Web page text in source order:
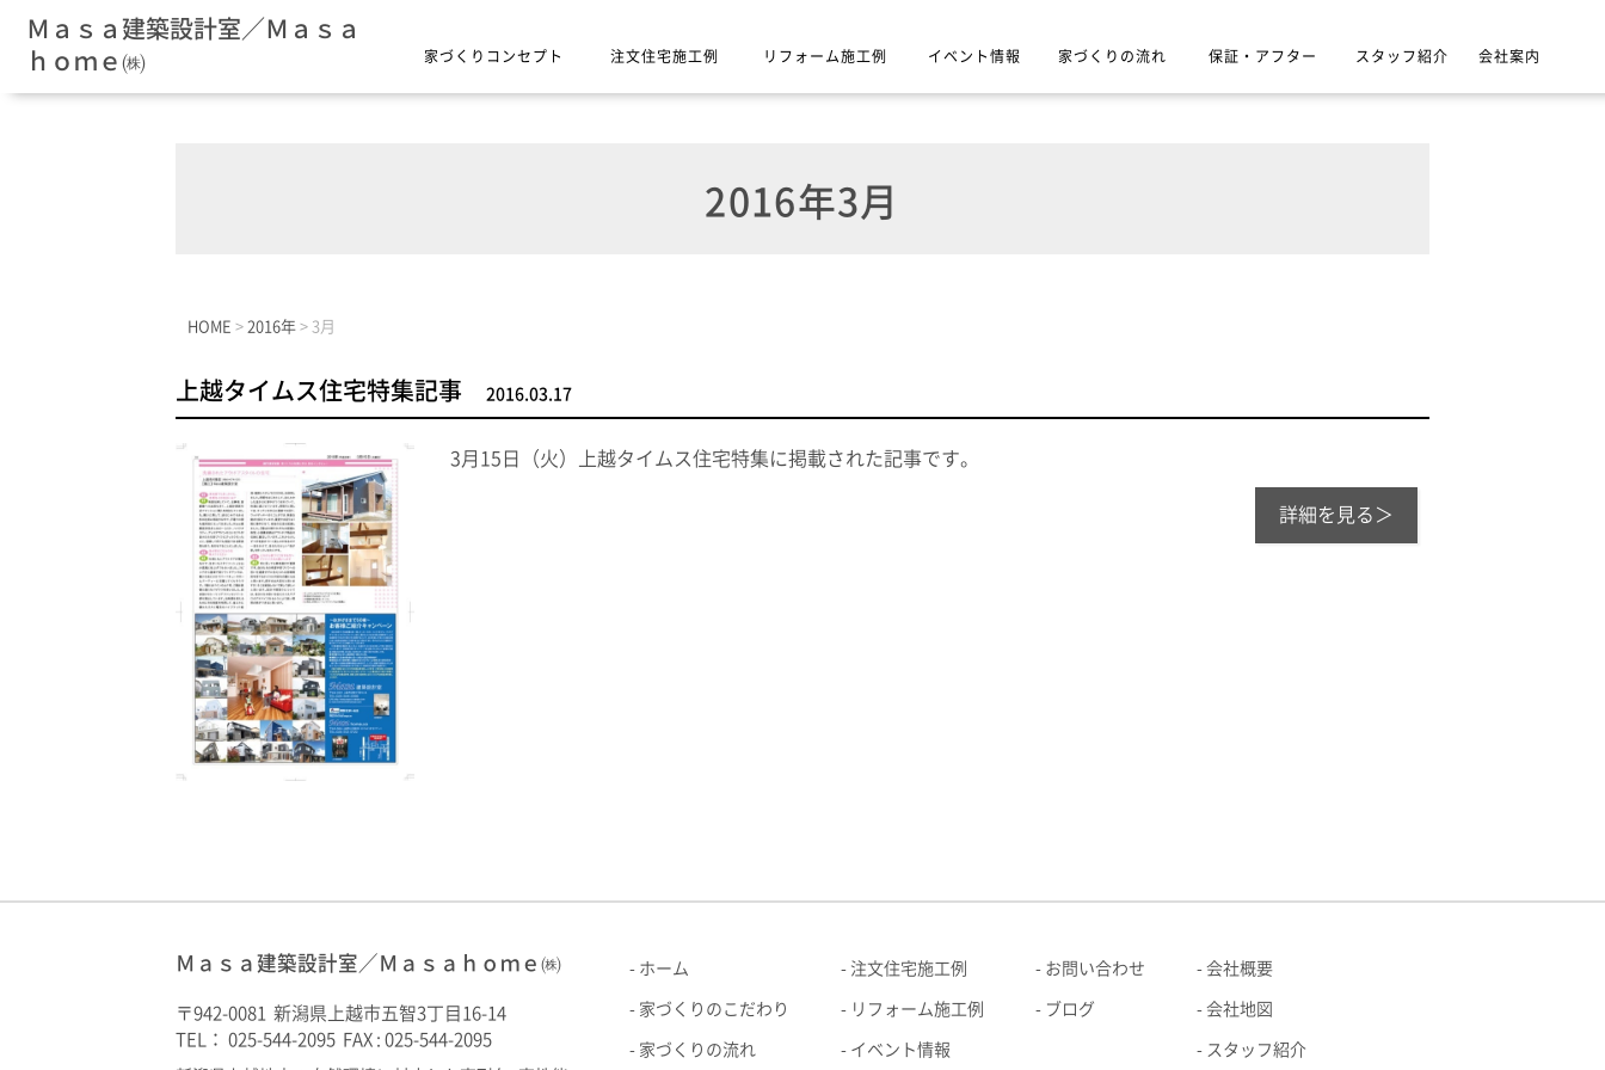
Ｍａｓａ建築設計室／Ｍａｓａ
ｈｏｍｅ㈱
家づくりコンセプト 注文住宅施工例 リフォーム施工例 イベント情報 家づくりの流れ 保証・アフター スタッフ紹介 会社案内
2016年3月
HOME > 2016年 > 3月
上越タイムス住宅特集記事 2016.03.17
3月15日（火）上越タイムス住宅特集に掲載された記事です。
詳細を見る＞
ホーム
家づくりのこだわり
家づくりの流れ
注文住宅施工例
リフォーム施工例
イベント情報
お問い合わせ
ブログ
会社概要
会社地図
スタッフ紹介
Ｍａｓａ建築設計室／Ｍａｓａｈｏｍｅ㈱
〒942-0081 新潟県上越市五智3丁目16-14
TEL： 025-544-2095 FAX : 025-544-2095